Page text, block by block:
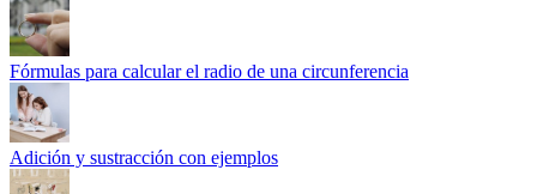
Fórmulas para calcular el radio de una circunferencia
Adición y sustracción con ejemplos